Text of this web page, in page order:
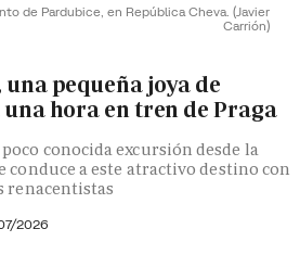
de Pardubice, en República Cheva. (Javier
Carrión)
pequeña joya de
hora en tren de Praga
conocida excursión desde la
conduce a este atractivo destino con
renacentistas
2026